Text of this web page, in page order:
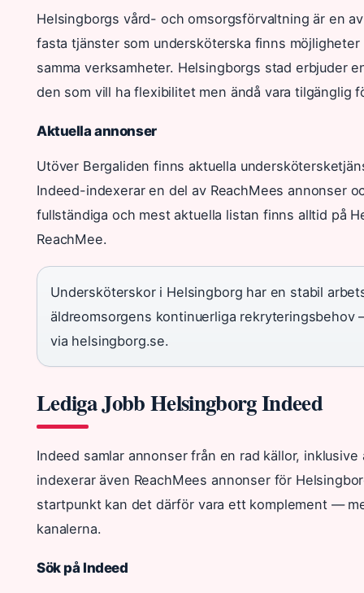
Helsingborgs vård- och omsorgsförvaltning är en
fasta tjänster som undersköterska finns
samma verksamheter. Helsingborgs stad erbjuder
den som vill ha flexibilitet men ändå vara tilgänglig
Aktuella annonser
Utöver Bergaliden finns aktuella
Indeed-indexerar en del av ReachMees annonser
fullständiga och mest aktuella listan finns alltid på
ReachMee.
Undersköterskor i Helsingborg har en stabil
äldreomsorgens kontinuerliga rekryteringsbehov
via helsingborg.se.
Lediga Jobb Helsingborg Indeed
Indeed samlar annonser från en rad källor,
indexerar även ReachMees annonser för
startpunkt kan det därför vara ett komplement —
kanalerna.
Sök på Indeed